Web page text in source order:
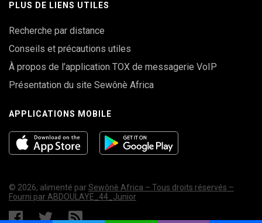
PLUS DE LIENS UTILES
Recherche par distance
Conseils et précautions utiles
À propos de l’application TOX de messagerie VoIP
Présentation du site Sewônè Africa
APPLICATIONS MOBILE
© 2026, alimenté parSewônè Africa – Tous droits réservés –
Fourni par ABDOULAYE_44_Junior